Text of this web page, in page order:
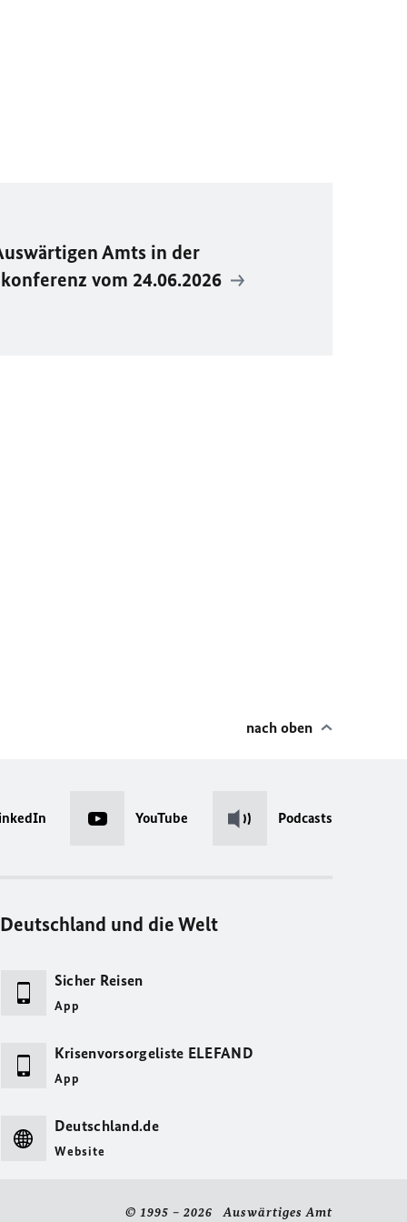
Amts in der
vom 24.06.2026
nach oben
YouTube Podcasts
Deutschland und die Welt
Sicher Reisen
App
Krisenvorsorgeliste ELEFAND
App
Deutschland.de
Website
© 1995 – 2026 Auswärtiges Amt